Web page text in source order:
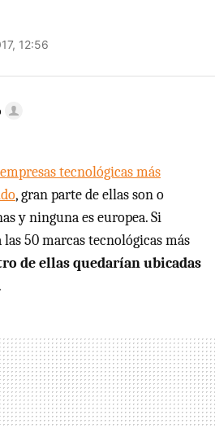
12:56
tecnológicas más
, gran parte de ellas son o
y ninguna es europea. Si
50 marcas tecnológicas más
de ellas quedarían ubicadas
.